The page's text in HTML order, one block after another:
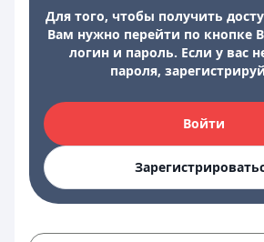
Для того, чтобы получить
Вам нужно перейти по кнопке
логин и пароль. Если у вас
пароля,
Войти